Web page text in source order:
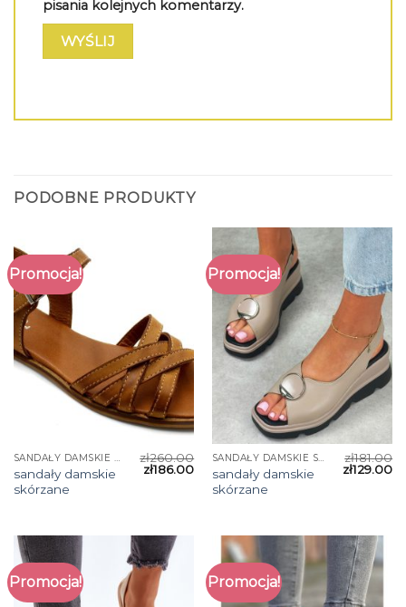
pisania kolejnych komentarzy.
PODOBNE PRODUKTY
Promocja!
SANDAŁY DAMSKIE SKÓRZANE
sandały damskie
skórzane
zł260.00
zł186.00
Promocja!
SANDAŁY DAMSKIE SKÓRZANE
sandały damskie
skórzane
zł181.00
zł129.00
Promocja! Promocja!